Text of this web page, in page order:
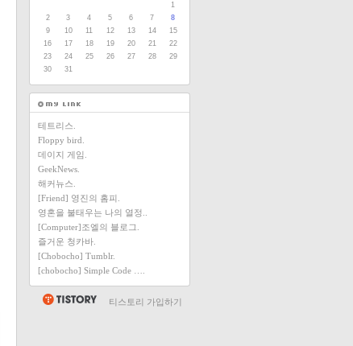
1
2
3 4 5 6 7
8
9
10 11 12 13 14
15
16
17 18 19 20 21
22
23
24 25 26 27 28
29
30
31
테트리스.
Floppy bird.
데이지 게임.
GeekNews.
해커뉴스.
[Friend] 영진의 홈피.
영혼을 불태우는 나의 열정..
[Computer]조엘의 블로그.
즐거운 청카바.
[Chobocho] Tumblr.
[chobocho] Simple Code ….
티스토리 가입하기